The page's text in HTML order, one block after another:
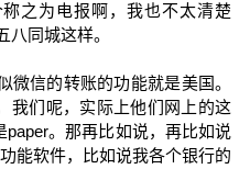
之为电报啊，我也不太清楚
八同城这样。
微信的转账的功能就是美国。
我们呢，实际上他们网上的这
。那再比如说，再比如说
能软件，比如说我各个银行的